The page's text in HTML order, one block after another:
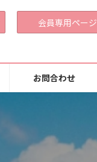
会員専用ページ
お問合わせ